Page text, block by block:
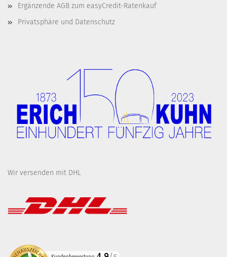
Ergänzende AGB zum easyCredit-Ratenkauf
Privatsphäre und Datenschutz
Wir versenden mit DHL